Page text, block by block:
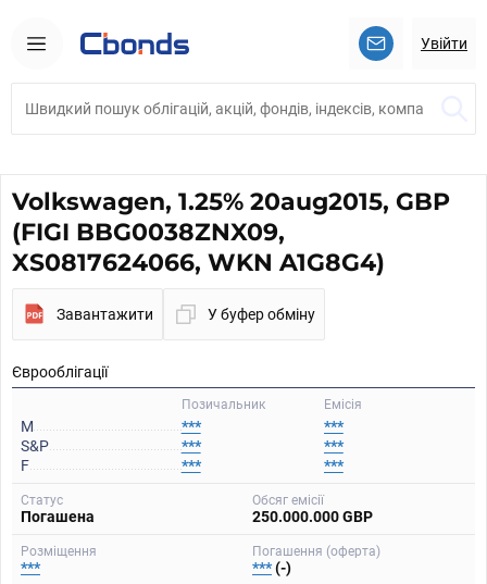
Увійти
Volkswagen, 1.25% 20aug2015, GBP
(FIGI BBG0038ZNX09,
XS0817624066, WKN A1G8G4)
Завантажити У буфер обміну
Єврооблігації
Емісія
Позичальник
M ***
***
S&P
***
***
F
***
***
Статус
Погашена
Обсяг емісії
250.000.000 GBP
Розміщення
***
Погашення (оферта)
***(-)